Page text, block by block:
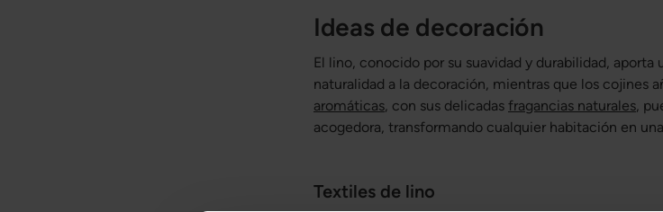
Ideas de decoración
El lino, conocido por su suavidad y durabilidad, aporta
naturalidad a la decoración, mientras que los cojines
aromáticas, con sus delicadas fragancias naturales,
acogedora, transformando cualquier habitación en
Textiles de lino